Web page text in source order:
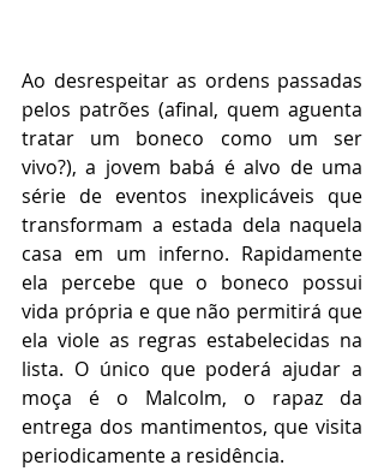
Ao desrespeitar as ordens passadas
pelos patrões (afinal, quem aguenta
tratar um boneco como um ser
vivo?), a jovem babá é alvo de uma
série de eventos inexplicáveis que
transformam a estada dela naquela
casa em um inferno. Rapidamente
ela percebe que o boneco possui
vida própria e que não permitirá que
ela viole as regras estabelecidas na
lista. O único que poderá ajudar a
moça é o Malcolm, o rapaz da
entrega dos mantimentos, que visita
periodicamente a residência.